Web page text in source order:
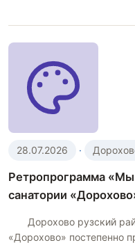
28.07.2026 ·
Ретропрограмма
санатории
Дорохово рузский
«Дорохово» постепенно